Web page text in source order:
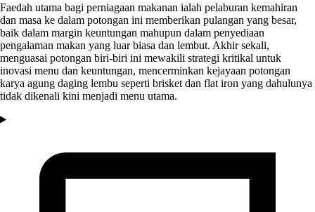
Faedah utama bagi perniagaan makanan ialah pelaburan kemahiran
dan masa ke dalam potongan ini memberikan pulangan yang besar,
baik dalam margin keuntungan mahupun dalam penyediaan
pengalaman makan yang luar biasa dan lembut. Akhir sekali,
menguasai potongan biri-biri ini mewakili strategi kritikal untuk
inovasi menu dan keuntungan, mencerminkan kejayaan potongan
karya agung daging lembu seperti brisket dan flat iron yang dahulunya
tidak dikenali kini menjadi menu utama.